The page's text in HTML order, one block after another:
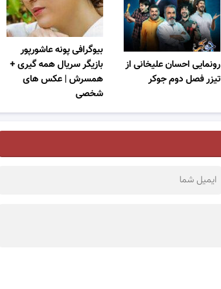
بیوگرافی پونه عاشورپور
بازیگر سریال همه گیری +
همسرش | عکس های
شخصی
رونمایی احسان علیخانی از
تیزر فصل دوم جوکر